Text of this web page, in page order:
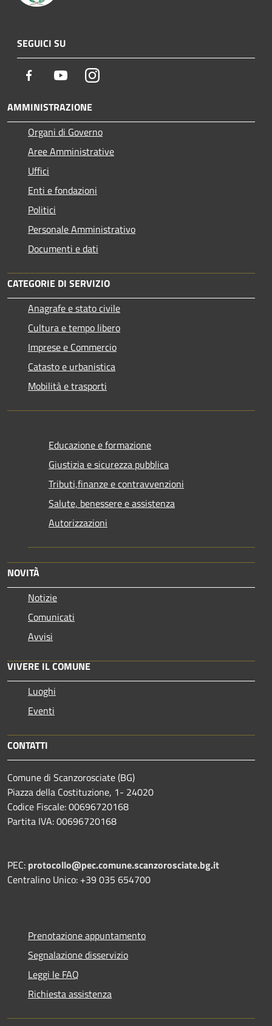
SEGUICI SU
Facebook YoutubeInstagram
AMMINISTRAZIONE
Organi di Governo
Aree Amministrative
Uffici
Enti e fondazioni
Politici
Personale Amministrativo
Documenti e dati
CATEGORIE DI SERVIZIO
Anagrafe e stato civile
Cultura e tempo libero
Imprese e Commercio
Catasto e urbanistica
Mobilità e trasporti
Educazione e formazione
Giustizia e sicurezza pubblica
Tributi,finanze e contravvenzioni
Salute, benessere e assistenza
Autorizzazioni
NOVITÀ
Notizie
Comunicati
Avvisi
VIVERE IL COMUNE
Luoghi
Eventi
CONTATTI
Comune di Scanzorosciate (BG)
Piazza della Costituzione, 1- 24020
Codice Fiscale: 00696720168
Partita IVA: 00696720168
PEC: protocollo@pec.comune.scanzorosciate.bg.it
Centralino Unico: +39 035 654700
Prenotazione appuntamento
Segnalazione disservizio
Leggi le FAQ
Richiesta assistenza